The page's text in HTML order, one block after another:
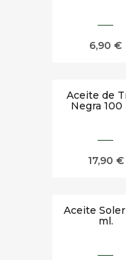
6,90 €
Aceite de
Negra 100
17,90 €
Aceite
ml.